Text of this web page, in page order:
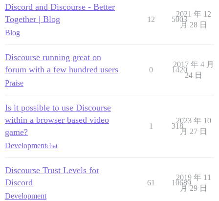
Discord and Discourse - Better
Together | Blog
Blog
12 5003
2021 年 12
月 28 日
Discourse running great on
forum with a few hundred users
Praise
0 1420
2017 年 4 月
24 日
Is it possible to use Discourse
within a browser based video
game?
Developmentchat
1 318
2023 年 10
月 27 日
Discourse Trust Levels for
Discord
Development
61 10689
2019 年 11
月 29 日